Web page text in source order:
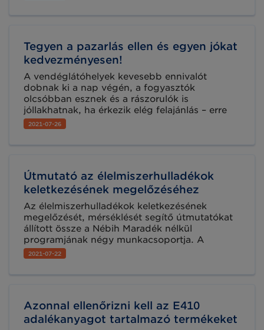
rengeteg hasznos dologra is fordíthatnánk! A
Tegyen a pazarlás ellen és egyen jókat
kedvezményesen!
A vendéglátóhelyek kevesebb ennivalót
dobnak ki a nap végén, a fogyasztók
olcsóbban esznek és a rászorulók is
jóllakhatnak, ha érkezik elég felajánlás – erre
talált ki mobilalkalmazást egy magyar startup.
Ismerje meg a magyar fejlesztésű Munch
2021-07-26
Útmutató az élelmiszerhulladékok
keletkezésének megelőzéséhez
Az élelmiszerhulladékok keletkezésének
megelőzését, mérséklését segítő útmutatókat
állított össze a Nébih Maradék nélkül
programjának négy munkacsoportja. A
vendéglátás, a kereskedelem, az ipar és a civil
szektor szereplőinek szólósegédleteket
2021-07-22
Azonnal ellenőrizni kell az E410
adalékanyagot tartalmazó termékeket